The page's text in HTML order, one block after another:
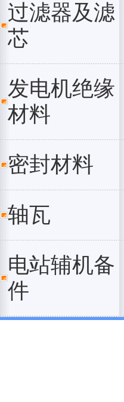
过滤器及滤
芯
发电机绝缘
材料
密封材料
轴瓦
电站辅机备
件